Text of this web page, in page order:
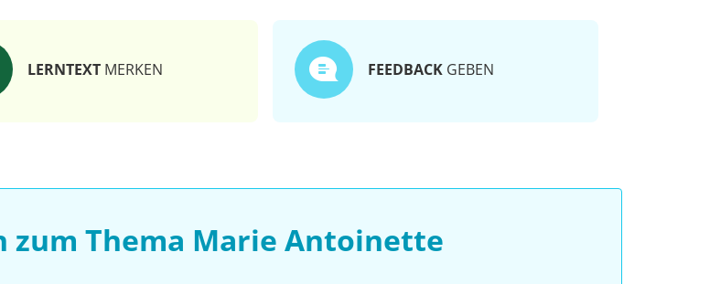
LERNTEXT MERKEN FEEDBACK GEBEN
zum Thema Marie Antoinette